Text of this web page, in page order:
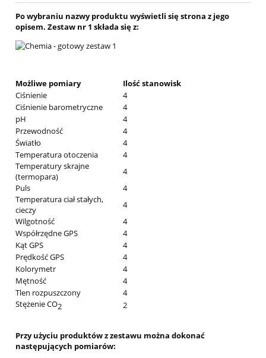
Po wybraniu nazwy produktu wyświetli się strona z jego
opisem. Zestaw nr 1 składa się z:
Możliwe pomiary
Ilość stanowisk
Ciśnienie
4
Ciśnienie barometryczne
4
pH
4
Przewodność
4
Światło
4
Temperatura otoczenia
4
Temperatury skrajne
(termopara)
4
Puls
4
Temperatura ciał stałych,
cieczy
4
Wilgotność
4
Współrzędne GPS
4
Kąt GPS
4
Prędkość GPS
4
Kolorymetr
4
Mętność
4
Tlen rozpuszczony
4
Stężenie CO2 2
Przy użyciu produktów z zestawu można dokonać
następujących pomiarów: